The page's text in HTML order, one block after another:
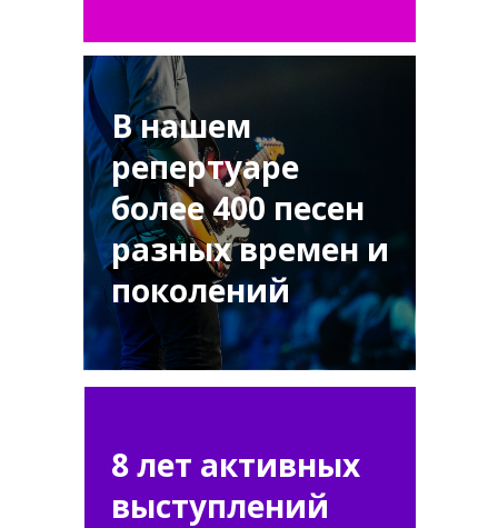
8 лет активных
выступлений
В нашем
репертуаре
более 400 песен
разных времен и
поколений